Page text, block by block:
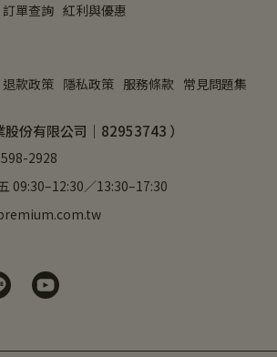
訂單查詢 紅利與優惠
退款政策 隱私政策 服務條款 常見問題集
份有限公司｜82953743 ）
2928
09:30–12:30／13:30–17:30